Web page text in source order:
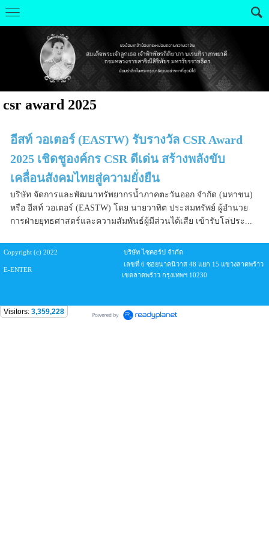
csr award 2025
อีสท์ วอเตอร์ (EASTW) รับรางวัล CSR Award
2025 เชิดชูองค์กร CSR ดีเด่น สร้างพลังขับ
เคลื่อนสังคมไทยสู่ความยั่งยืน
บริษัท จัดการและพัฒนาทรัพยากรน้ำภาคตะวันออก จำกัด (มหาชน)
หรือ อีสท์ วอเตอร์ (EASTW) โดย นายวาทิต ประสมทรัพย์ ผู้อำนวย
การฝ่ายยุทธศาสตร์และความสัมพันธ์ผู้มีส่วนได้เสีย เข้ารับโล่ประ...
Copyright (c) 2022 บริษัท ไซคอร์ป จำกัด
E-ENTER
เลขที่ 6 ซอยนาคนิวาส 48 แยก 15 แขวงลาดพร้าว
เขตลาดพร้าว กรุงเทพฯ 10230
Visitors: 3,359,228